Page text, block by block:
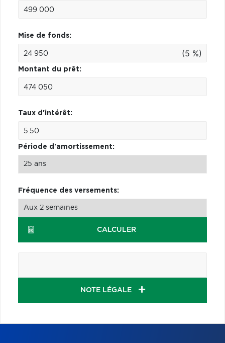
Mise de fonds:
(5 %)
Montant du prêt:
Taux d'intérêt:
Période d'amortissement:
Fréquence des versements:
CALCULER
NOTE LÉGALE